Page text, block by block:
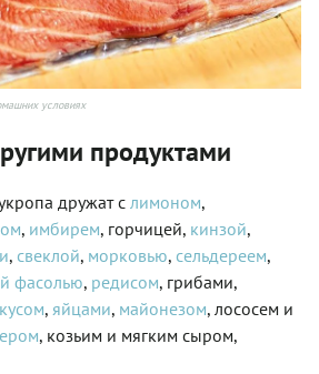
условиях
продуктами
дружат с лимоном,
, имбирем, горчицей, кинзой,
, свеклой, морковью, сельдереем,
фасолью, редисом, грибами,
, яйцами, майонезом, лососем и
, козьим и мягким сыром,